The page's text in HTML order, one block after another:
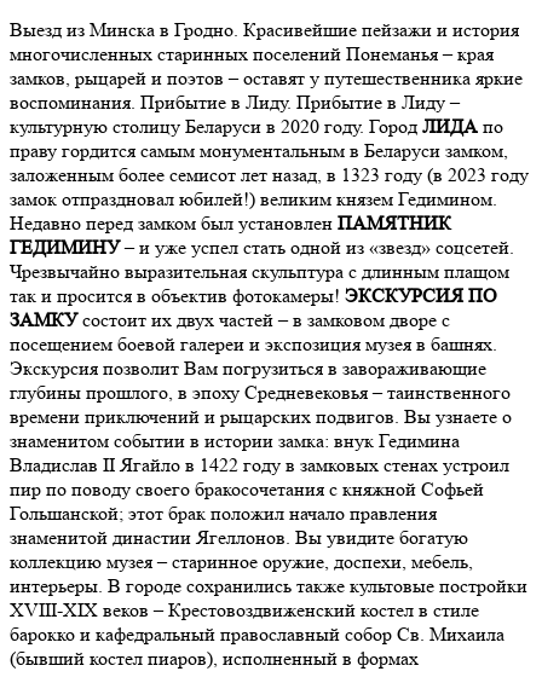
Выезд из Минска в Гродно. Красивейшие пейзажи и история
многочисленных старинных поселений Понеманья – края
замков, рыцарей и поэтов – оставят у путешественника яркие
воспоминания. Прибытие в Лиду. Прибытие в Лиду –
культурную столицу Беларуси в 2020 году. Город ЛИДА по
праву гордится самым монументальным в Беларуси замком,
заложенным более семисот лет назад, в 1323 году (в 2023 году
замок отпраздновал юбилей!) великим князем Гедимином.
Недавно перед замком был установлен ПАМЯТНИК
ГЕДИМИНУ– и уже успел стать одной из «звезд» соцсетей.
Чрезвычайно выразительная скульптура с длинным плащом
так и просится в объектив фотокамеры! ЭКСКУРСИЯ ПО
ЗАМКУсостоит их двух частей – в замковом дворе с
посещением боевой галереи и экспозиция музея в башнях.
Экскурсия позволит Вам погрузиться в завораживающие
глубины прошлого, в эпоху Средневековья – таинственного
времени приключений и рыцарских подвигов. Вы узнаете о
знаменитом событии в истории замка: внук Гедимина
Владислав II Ягайло в 1422 году в замковых стенах устроил
пир по поводу своего бракосочетания с княжной Софьей
Гольшанской; этот брак положил начало правления
знаменитой династии Ягеллонов. Вы увидите богатую
коллекцию музея – старинное оружие, доспехи, мебель,
интерьеры. В городе сохранились также культовые постройки
ХVIII-XIX веков – Крестовоздвиженский костел в стиле
барокко и кафедральный православный собор Св. Михаила
(бывший костел пиаров), исполненный в формах